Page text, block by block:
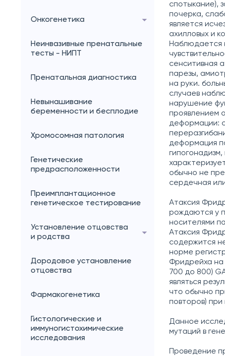
Онкогенетика
Неинвазивные пренатальные
тесты - НИПТ
Пренатальная диагностика
Невынашивание
беременности и бесплодие
Хромосомная патология
Генетические
предрасположенности
Преимплантационное
генетическое тестирование
Установление отцовства
и родства
Дородовое установление
отцовства
Фармакогенетика
Гистологические и
иммуногистохимические
исследования
спотыкание),
почерка,
является
ахилловых и
Наблюдается
сенситивная
парезы,
на руки.
случаев
нарушение
проявлением
деформации:
деформация
обычно не
сердечная
Атаксия
рождаются у
носителями
Атаксия
содержится
норме
Фридрейха на
700 до 800)
являться
что обычно
повторов)
Данное
мутаций в гене
Проведение